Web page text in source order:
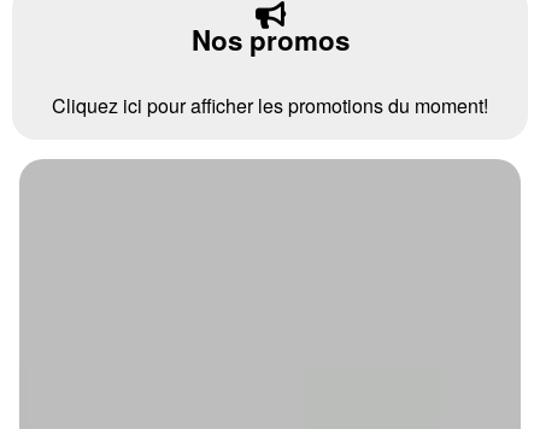
Nos promos
Cliquez ici pour afficher les promotions du moment!